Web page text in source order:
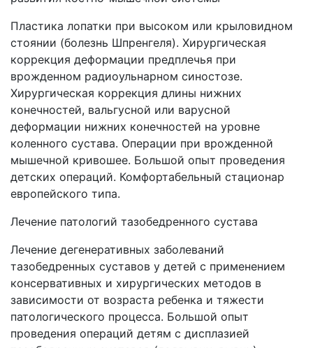
Пластика лопатки при высоком или крыловидном
стоянии (болезнь Шпренгеля). Хирургическая
коррекция деформации предплечья при
врожденном радиоульнарном синостозе.
Хирургическая коррекция длины нижних
конечностей, вальгусной или варусной
деформации нижних конечностей на уровне
коленного сустава. Операции при врожденной
мышечной кривошее. Большой опыт проведения
детских операций. Комфортабельный стационар
европейского типа.
Лечение патологий тазобедренного сустава
Лечение дегенеративных заболеваний
тазобедренных суставов у детей с применением
консервативных и хирургических методов в
зависимости от возраста ребенка и тяжести
патологического процесса. Большой опыт
проведения операций детям с дисплазией